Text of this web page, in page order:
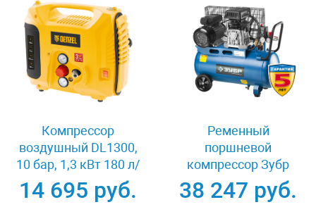
Компрессор
воздушный DL1300,
10 бар, 1,3 кВт 180 л/
мин 5 л, с набором
аксессуаров Denzel
14 695 руб.
Ременный
поршневой
компрессор Зубр
ЭКСПЕРТ ЗКПМ-360-
50-Р-2.2
38 247 руб.